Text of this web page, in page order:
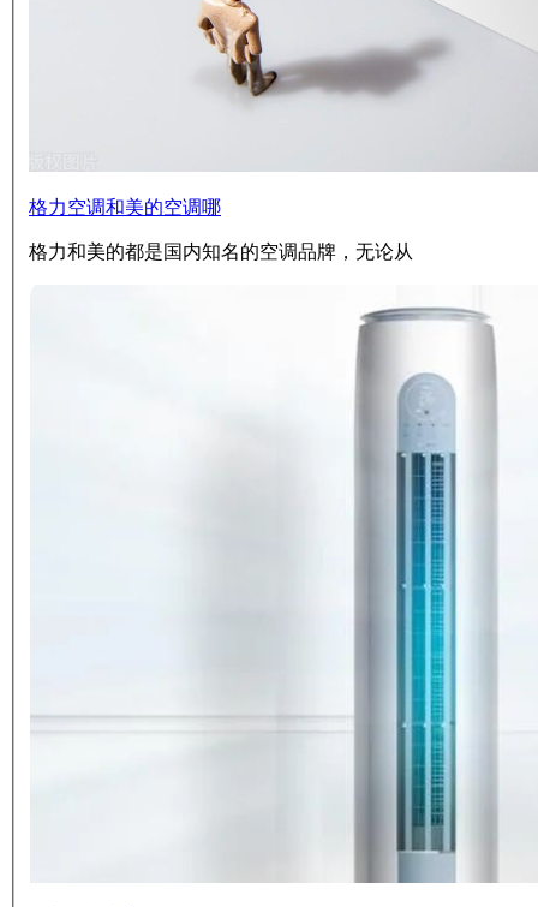
格力空调和美的空调哪
格力和美的都是国内知名的空调品牌，无论从